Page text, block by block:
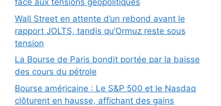
face aux tensions géopolitiques
Wall Street en attente d’un rebond avant le
rapport JOLTS, tandis qu’Ormuz reste sous
tension
La Bourse de Paris bondit portée par la baisse
des cours du pétrole
Bourse américaine : Le S&P 500 et le Nasdaq
clôturent en hausse, affichant des gains